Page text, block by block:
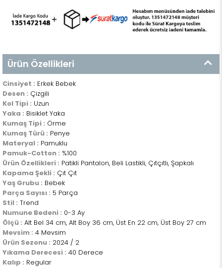
Ürün Özellikleri
Cinsiyet : Erkek Bebek
Desen : Çizgili
Kol Tipi : Uzun
Yaka : Bisiklet Yaka
Kumaş Tipi : Örme
Kumaş Türü : Penye
Materyal : Pamuklu
Pamuk-Cotton : %100
Ürün Özellikleri : Patikli Pantalon, Beli Lastikli, Çıtçıtlı, Şapkalı
Kapama Şekli : Çıt Çıt
Yaş Grubu : Bebek
Parça Sayısı : 5 Parça
Stil : Trend
Numune Bedeni : 0-3 Ay
Ölçü : Alt Bel 34 cm, Alt Boy 36 cm, Üst En 22 cm, Üst Boy 27 cm
Mevsim : 4 Mevsim
Ürün Sezonu : 2024 / 2
Yıkama Derecesi : 40 Derece
Kalıp : Regular